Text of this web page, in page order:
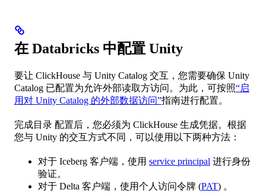
在 Databricks 中配置 Unity
要让 ClickHouse 与 Unity Catalog 交互，您需要确保 Unity
Catalog 已配置为允许外部读取方访问。为此，可按照“启
用对 Unity Catalog 的外部数据访问”指南进行配置。
完成目录 配置后，您必须为 ClickHouse 生成凭据。根据
您与 Unity 的交互方式不同，可以使用以下两种方法：
对于 Iceberg 客户端，使用 service principal 进行身份
验证。
对于 Delta 客户端，使用个人访问令牌 (PAT) 。